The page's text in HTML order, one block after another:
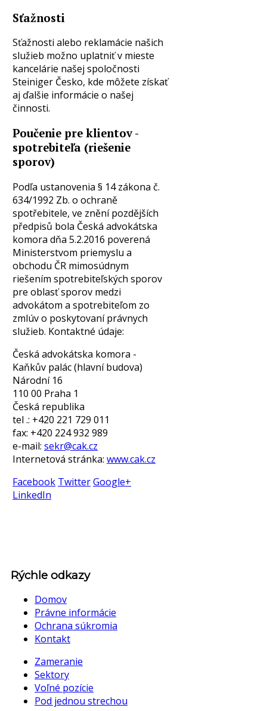
Sťažnosti
Sťažnosti alebo reklamácie našich
služieb možno uplatniť v mieste
kancelárie našej spoločnosti
Steiniger Česko, kde môžete získať
aj ďalšie informácie o našej
činnosti.
Poučenie pre klientov -
spotrebiteľa (riešenie
sporov)
Podľa ustanovenia § 14 zákona č.
634/1992 Zb. o ochraně
spotřebitele, ve znění pozdějších
předpisů bola Česká advokátska
komora dňa 5.2.2016 poverená
Ministerstvom priemyslu a
obchodu ČR mimosúdnym
riešením spotrebiteľských sporov
pre oblasť sporov medzi
advokátom a spotrebiteľom zo
zmlúv o poskytovaní právnych
služieb. Kontaktné údaje:
Česká advokátska komora -
Kaňkův palác (hlavní budova)
Národní 16
110 00 Praha 1
Česká republika
tel .: +420 221 729 011
fax: +420 224 932 989
e-mail: sekr@cak.cz
Internetová stránka: www.cak.cz
Facebook TwitterGoogle+
LinkedIn
Rýchle odkazy
Domov
Právne informácie
Ochrana súkromia
Kontakt
Zameranie
Sektory
Voľné pozície
Pod jednou strechou